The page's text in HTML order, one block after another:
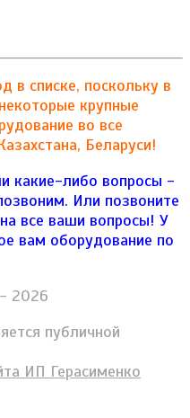
в списке, поскольку в
крупные
во все
Беларуси!
какие-либо вопросы -
Или позвоните
все ваши вопросы! У
вам оборудование по
2026
публичной
ИП Герасименко